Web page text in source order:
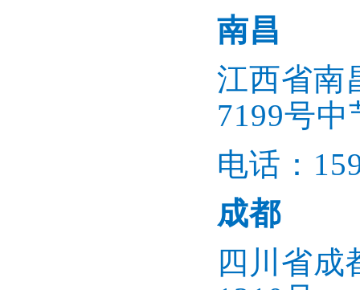
南昌
江西省南
7199号
电话：
成都
四川省成